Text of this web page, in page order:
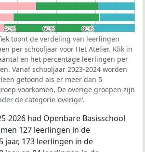
40%
40% 60%
60% 80%
80%
toont de verdeling van leerlingen
per schooljaar voor Het Atelier. Klik in
en het percentage leerlingen per
Vanaf schooljaar 2023-2024 worden
getoond als er meer dan 5
voorkomen. De overige groepen zijn
de categorie ‘overige’.
2026 had Openbare Basisschool
127 leerlingen in de
jaar, 173 leerlingen in de